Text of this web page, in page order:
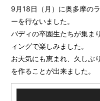
9月18日（月）に奥多摩の
ーを行ないました。
バディの卒園生たちが集ま
ィングで楽しみました。
お天気にも恵まれ、久しぶ
を作ることが出来ました。